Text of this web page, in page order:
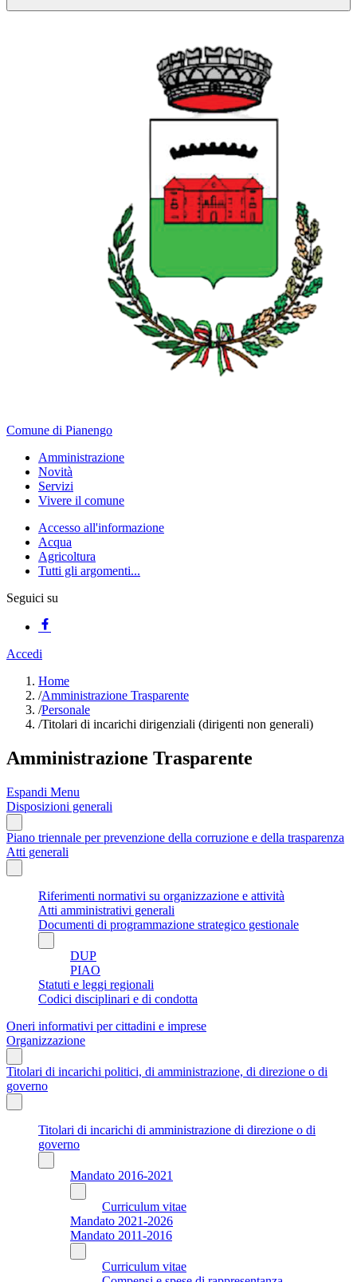
Comune di Pianengo
Amministrazione
Novità
Servizi
Vivere il comune
Accesso all'informazione
Acqua
Agricoltura
Tutti gli argomenti...
Seguici su
Accedi
Home
/Amministrazione Trasparente
/Personale
/Titolari di incarichi dirigenziali (dirigenti non generali)
Amministrazione Trasparente
Espandi Menu
Disposizioni generali
Piano triennale per prevenzione della corruzione e della trasparenza
Atti generali
Riferimenti normativi su organizzazione e attività
Atti amministrativi generali
Documenti di programmazione strategico gestionale
DUP
PIAO
Statuti e leggi regionali
Codici disciplinari e di condotta
Oneri informativi per cittadini e imprese
Organizzazione
Titolari di incarichi politici, di amministrazione, di direzione o di
governo
Titolari di incarichi di amministrazione di direzione o di
governo
Mandato 2016-2021
Curriculum vitae
Mandato 2021-2026
Mandato 2011-2016
Curriculum vitae